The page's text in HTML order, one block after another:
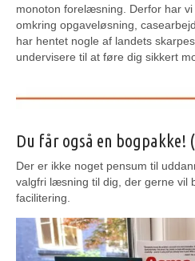
monoton forelæsning. Derfor har
omkring opgaveløsning,
har hentet nogle af landets
undervisere til at føre dig sikkert
Du får også en
Der er ikke noget pensum til
valgfri læsning til dig, der gerne vil
facilitering.